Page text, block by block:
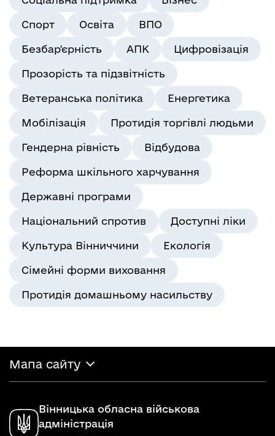
Спорт Освіта ВПО
Безбар'єрність АПК Цифровізація
Прозорість та підзвітність
Ветеранська політика Енергетика
Мобілізація Протидія торгівлі людьми
Гендерна рівність Відбудова
Реформа шкільного харчування
Державні програми
Національний спротив Доступні ліки
Культура Вінниччини Екологія
Сімейні форми виховання
Протидія домашньому насильству
Мапа сайту
Вінницька обласна військова
адміністрація